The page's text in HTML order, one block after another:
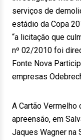
serviços de
estádio da Copa
“a licitação que
nº 02/2010 foi
Fonte Nova
empresas
A Cartão
apreensão, em
Jaques Wagner na